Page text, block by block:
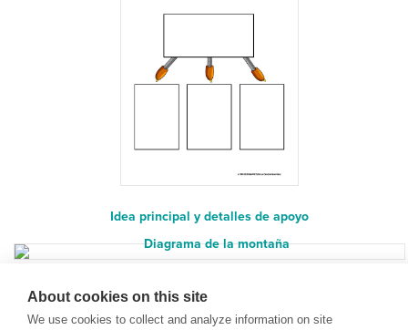
Idea principal y detalles de apoyo
Diagrama de la montaña
About cookies on this site
We use cookies to collect and analyze information on site